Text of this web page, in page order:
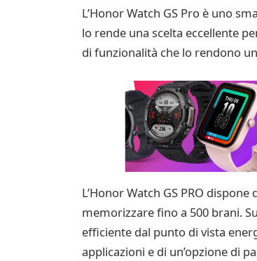
L’Honor Watch GS Pro è uno
lo rende una scelta eccellente
di funzionalità che lo rendono
L’Honor Watch GS PRO
memorizzare fino a 500 brani.
efficiente dal punto di vista
applicazioni e di un’opzione di